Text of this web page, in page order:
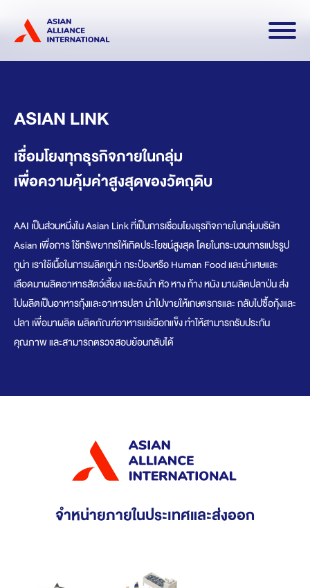
ASIAN LINK
เชื่อมโยงทุกธุรกิจภายในกลุ่ม
เพื่อความคุ้มค่าสูงสุดของวัตถุดิบ
AAI เป็นส่วนหนึ่งใน Asian Link ที่เป็นการเชื่อมโยงธุรกิจภายในกลุ่มบริษัท
Asian เพื่อการ ใช้ทรัพยากรให้เกิดประโยชน์สูงสุด โดยในกระบวนการแปรรูป
ทูน่า เราใช้เนื้อในการผลิตทูน่า กระป๋องหรือ Human Food และนำเศษและ
เลือดมาผลิตอาหารสัตว์เลี้ยง และยังนำ หัว หาง ก้าง หนัง มาผลิตปลาป่น ส่ง
ไปผลิตเป็นอาหารกุ้งและอาหารปลา นำไปขายให้เกษตรกรและ กลับไปซื้อกุ้งและ
ปลา เพื่อมาผลิต ผลิตภัณฑ์อาหารแช่เยือกแข็ง ทำให้สามารถรับประกัน
คุณภาพ และสามารถตรวจสอบย้อนกลับได้
จำหน่ายภายในประเทศและส่งออก